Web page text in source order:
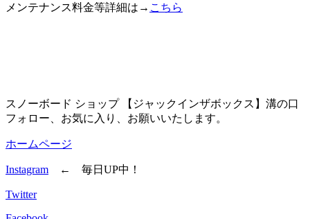
メンテナンス料金等詳細は→ こちら
スノーボード ショップ 【ジャックインザボックス】溝の口
フォロー、お気に入り、お願いいたします。
ホームページ
Instagram ← 毎日UP中！
Twitter